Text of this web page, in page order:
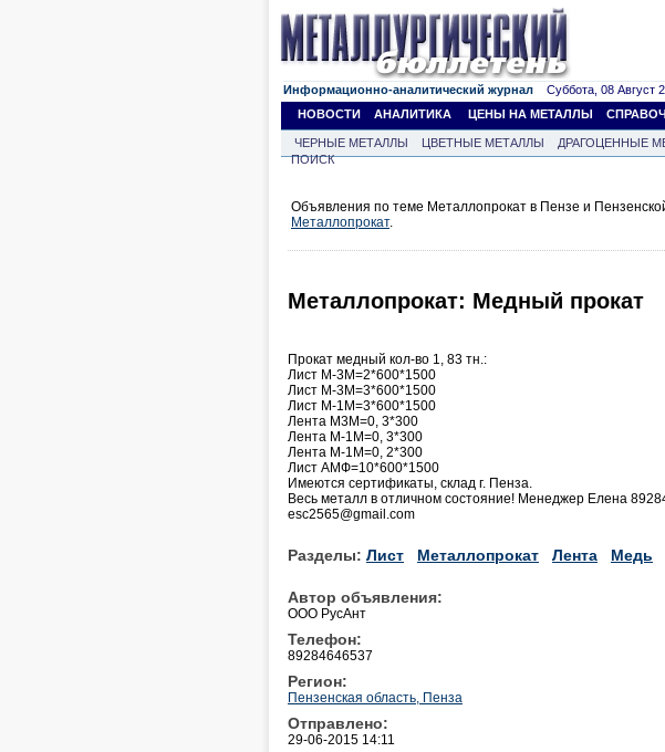
Информационно-аналитический журнал Суббота, 08 Август
НОВОСТИ
АНАЛИТИКА ЦЕНЫ НА МЕТАЛЛЫ
ЧЕРНЫЕ МЕТАЛЛЫ ЦВЕТНЫЕ МЕТАЛЛЫ ДРАГОЦЕННЫЕ
ПОИСК
Объявления по теме Металлопрокат в Пензе и
Металлопрокат.
Металлопрокат: Медный прокат
Прокат медный кол-во 1, 83 тн.:
Лист М-3М=2*600*1500
Лист М-3М=3*600*1500
Лист М-1М=3*600*1500
Лента М3М=0, 3*300
Лента М-1М=0, 3*300
Лента М-1М=0, 2*300
Лист АМФ=10*600*1500
Имеются сертификаты, склад г. Пенза.
Весь металл в отличном состояние! Менеджер Елена
esc2565@gmail.com
Разделы: Лист Металлопрокат Лента Медь
Автор объявления:
ООО РусАнт
Телефон:
89284646537
Регион:
Пензенская область, Пенза
Отправлено:
29-06-2015 14:11